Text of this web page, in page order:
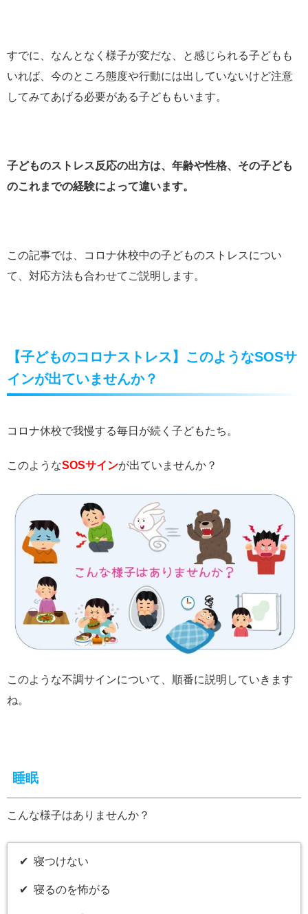
すでに、なんとなく様子が変だな、と感じられる子どもも
いれば、今のところ態度や行動には出していないけど注意
してみてあげる必要がある子どももいます。
子どものストレス反応の出方は、年齢や性格、その子ども
のこれまでの経験によって違います。
この記事では、コロナ休校中の子どものストレスについ
て、対応方法も合わせてご説明します。
【子どものコロナストレス】このようなSOSサ
インが出ていませんか？
コロナ休校で我慢する毎日が続く子どもたち。
このようなSOSサインが出ていませんか？
このような不調サインについて、順番に説明していきます
ね。
睡眠
こんな様子はありませんか？
✔︎ 寝つけない
✔︎ 寝るのを怖がる